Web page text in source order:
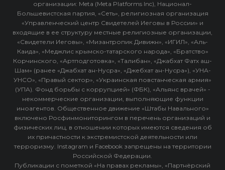
организации: Meta (Meta Platforms Inc), Национал-
Большевистская партия, «Сеть», религиозная организация
«Управленческий центр Свидетелей Иеговы в России» и
входящие в ее структуру местные религиозные организации,
«Свидетели Иеговы», «Мизантропик Дивижн», «ИГИЛ», «Аль-
Каида», «Меджлис крымско-татарского народа», «Братство»
Корчинского, «Артподготовка», «Талибан», «Джабхат Фатх аш-
Шам» (ранее «Джабхат ан-Нусра», «Джебхат ан-Нусра»), «УНА-
УНСО», «Правый сектор», «Украинская повстанческая армия»
(УПА). Фонд борьбы с коррупцией» (ФБК), «Альянс врачей» -
некоммерческие организации, выполняющие функции
иноагентов. Общественное движение «Штабы Навального»
включено Росфинмониторингом в перечень организаций и
физических лиц, в отношении которых имеются сведения об
их причастности к экстремистской деятельности или
терроризму. Instagram и Facebook запрещены на территории
Российской Федерации.
Публикации с пометкой «На правах рекламы», «Партнёрский